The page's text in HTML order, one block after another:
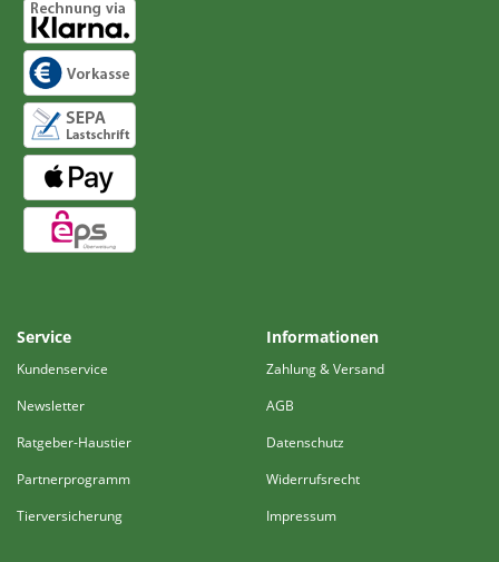
Service
Kundenservice
Newsletter
Ratgeber-Haustier
Partnerprogramm
Tierversicherung
Informationen
Zahlung & Versand
AGB
Datenschutz
Widerrufsrecht
Impressum